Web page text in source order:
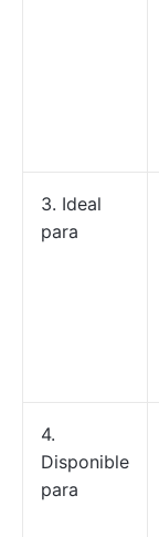
3. Ideal
para
4.
Disponible
para